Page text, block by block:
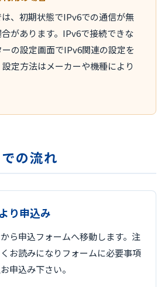
、初期状態でIPv6での通信が無
があります。IPv6で接続できな
の設定画面でIPv6関連の設定を
定方法はメーカーや機種により
の流れ
り申込み
ら申込フォームへ移動します。注
お読みになりフォームに必要事項
申込み下さい。